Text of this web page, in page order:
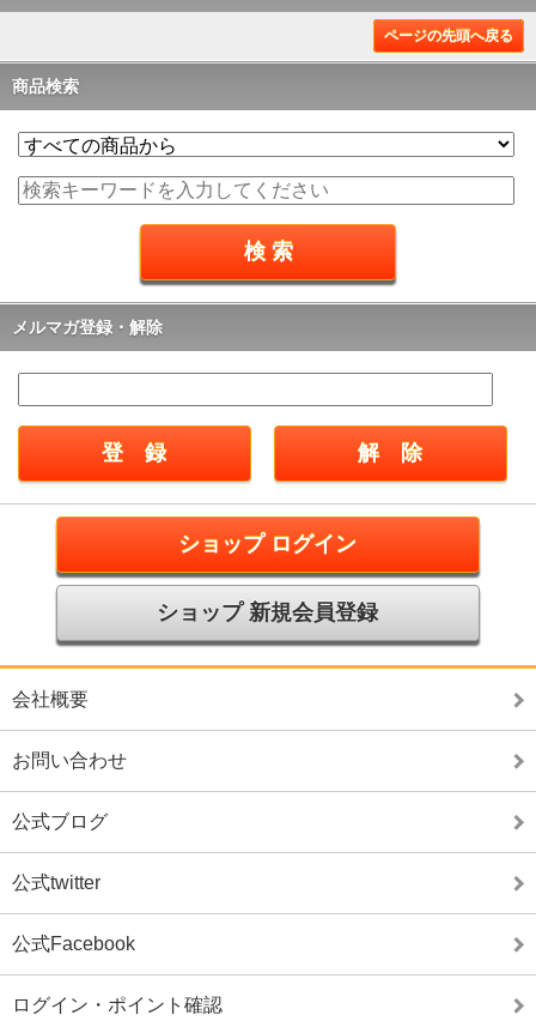
ページの先頭へ戻る
商品検索
メルマガ登録・解除
ショップ ログイン
ショップ 新規会員登録
会社概要
お問い合わせ
公式ブログ
公式twitter
公式Facebook
ログイン・ポイント確認